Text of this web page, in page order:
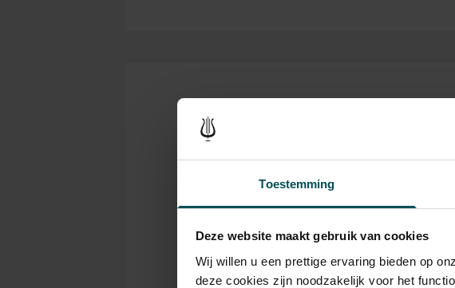
Toestemming
Deze website maakt gebruik van cookies
Wij willen u een prettige ervaring bieden op
deze cookies zijn noodzakelijk voor het
Kaarten
Rang
Standaard € 46,00 € 38,00 €